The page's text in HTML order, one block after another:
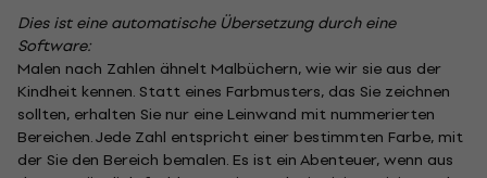
Dies ist eine automatische Übersetzung durch eine
Software:
Malen nach Zahlen ähnelt Malbüchern, wie wir sie aus der
Kindheit kennen. Statt eines Farbmusters, das Sie zeichnen
sollten, erhalten Sie nur eine Leinwand mit nummerierten
Bereichen. Jede Zahl entspricht einer bestimmten Farbe, mit
der Sie den Bereich bemalen. Es ist ein Abenteuer, wenn aus